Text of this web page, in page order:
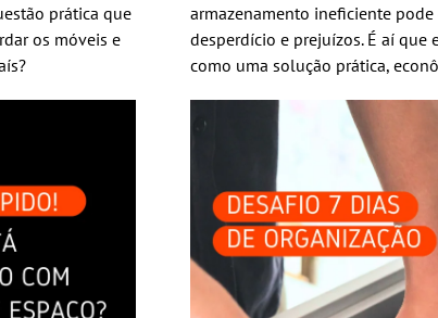
prática que
os móveis e
armazenamento ineficiente pode
desperdício e prejuízos. É aí que
como uma solução prática,